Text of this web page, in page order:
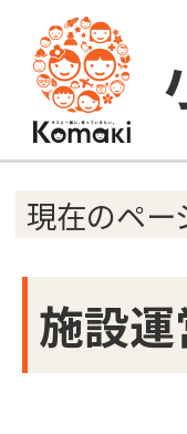
現在のペー
施設